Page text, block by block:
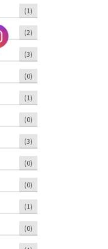
X1/2 –
50
(1)
(2)
(3)
(0)
(1)
(0)
(3)
(0)
(0)
(1)
(0)